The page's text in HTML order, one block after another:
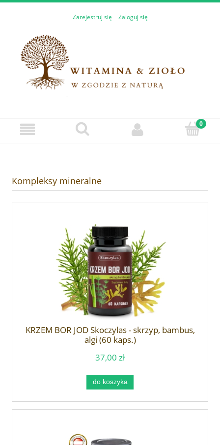
Zarejestruj się Zaloguj się
Kompleksy mineralne
KRZEM BOR JOD Skoczylas - skrzyp, bambus,
algi (60 kaps.)
37,00 zł
do koszyka